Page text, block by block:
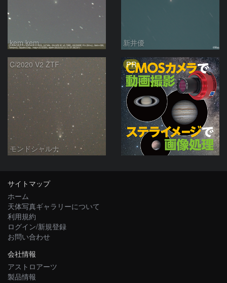
kem.kem 新井優
C/2020 V2 ZTF
モンドシャルナ
PR
サイトマップ
ホーム
天体写真ギャラリーについて
利用規約
ログイン/新規登録
お問い合わせ
会社情報
アストロアーツ
製品情報